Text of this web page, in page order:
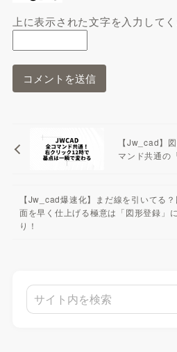
上に表示された文字を入力してく
【Jw_cad】
マンド共通の
【Jw_cad爆速化】まだ線を引いてる？
面を早く仕上げる極意は「図形登録」
り！